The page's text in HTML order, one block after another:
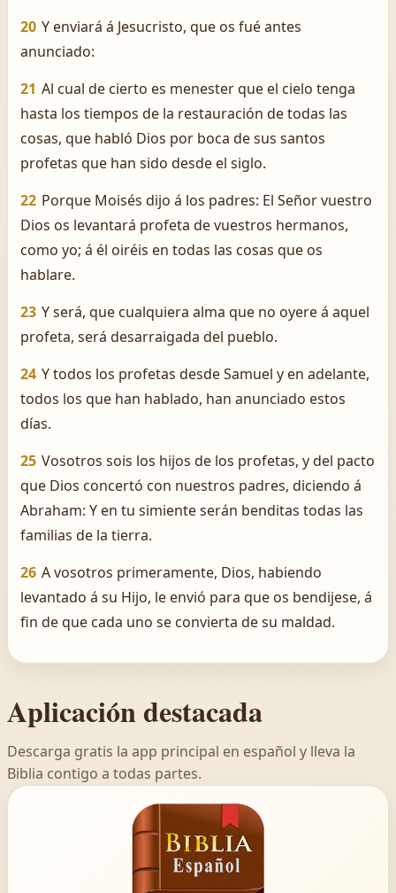
20 Y enviará á Jesucristo, que os fué antes
anunciado:
21 Al cual de cierto es menester que el cielo tenga
hasta los tiempos de la restauración de todas las
cosas, que habló Dios por boca de sus santos
profetas que han sido desde el siglo.
22 Porque Moisés dijo á los padres: El Señor vuestro
Dios os levantará profeta de vuestros hermanos,
como yo; á él oiréis en todas las cosas que os
hablare.
23 Y será, que cualquiera alma que no oyere á aquel
profeta, será desarraigada del pueblo.
24 Y todos los profetas desde Samuel y en adelante,
todos los que han hablado, han anunciado estos
días.
25 Vosotros sois los hijos de los profetas, y del pacto
que Dios concertó con nuestros padres, diciendo á
Abraham: Y en tu simiente serán benditas todas las
familias de la tierra.
26 A vosotros primeramente, Dios, habiendo
levantado á su Hijo, le envió para que os bendijese, á
fin de que cada uno se convierta de su maldad.
Aplicación destacada
Descarga gratis la app principal en español y lleva la
Biblia contigo a todas partes.